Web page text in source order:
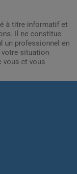
à titre informatif et
Il ne constitue
un professionnel en
votre situation
vous et vous